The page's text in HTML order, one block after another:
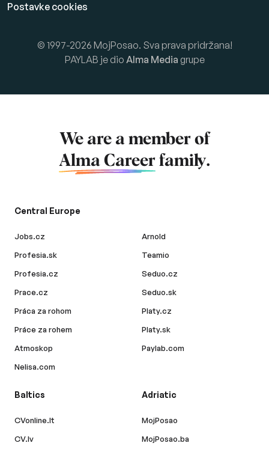
Postavke cookies
© 1997-2026 MojPosao. Sva prava pridržana!
PAYLAB je dio Alma Media grupe
We are a member of
Alma Career family.
Central Europe
Jobs.cz
Profesia.sk
Profesia.cz
Prace.cz
Práca za rohom
Práce za rohem
Atmoskop
Nelisa.com
Arnold
Teamio
Seduo.cz
Seduo.sk
Platy.cz
Platy.sk
Paylab.com
Baltics
CVonline.lt
CV.lv
Adriatic
MojPosao
MojPosao.ba